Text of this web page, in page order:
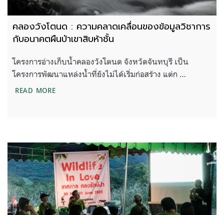
คลองวังโตนด : ความคลาดเคลื่อนของข้อมูลวิชาการ
กับอนาคตผืนป่าเขาสิบห้าชั้น
โครงการอ่างเก็บน้ำคลองวังโตนด จังหวัดจันทบุรี เป็น
โครงการพัฒนาแหล่งน้ำที่ยังไม่ได้เริ่มก่อสร้าง แต่ก …
READ MOREคลองวังโตนด : ความคลาดเคลื่อนของข้อมูลวิชาการ